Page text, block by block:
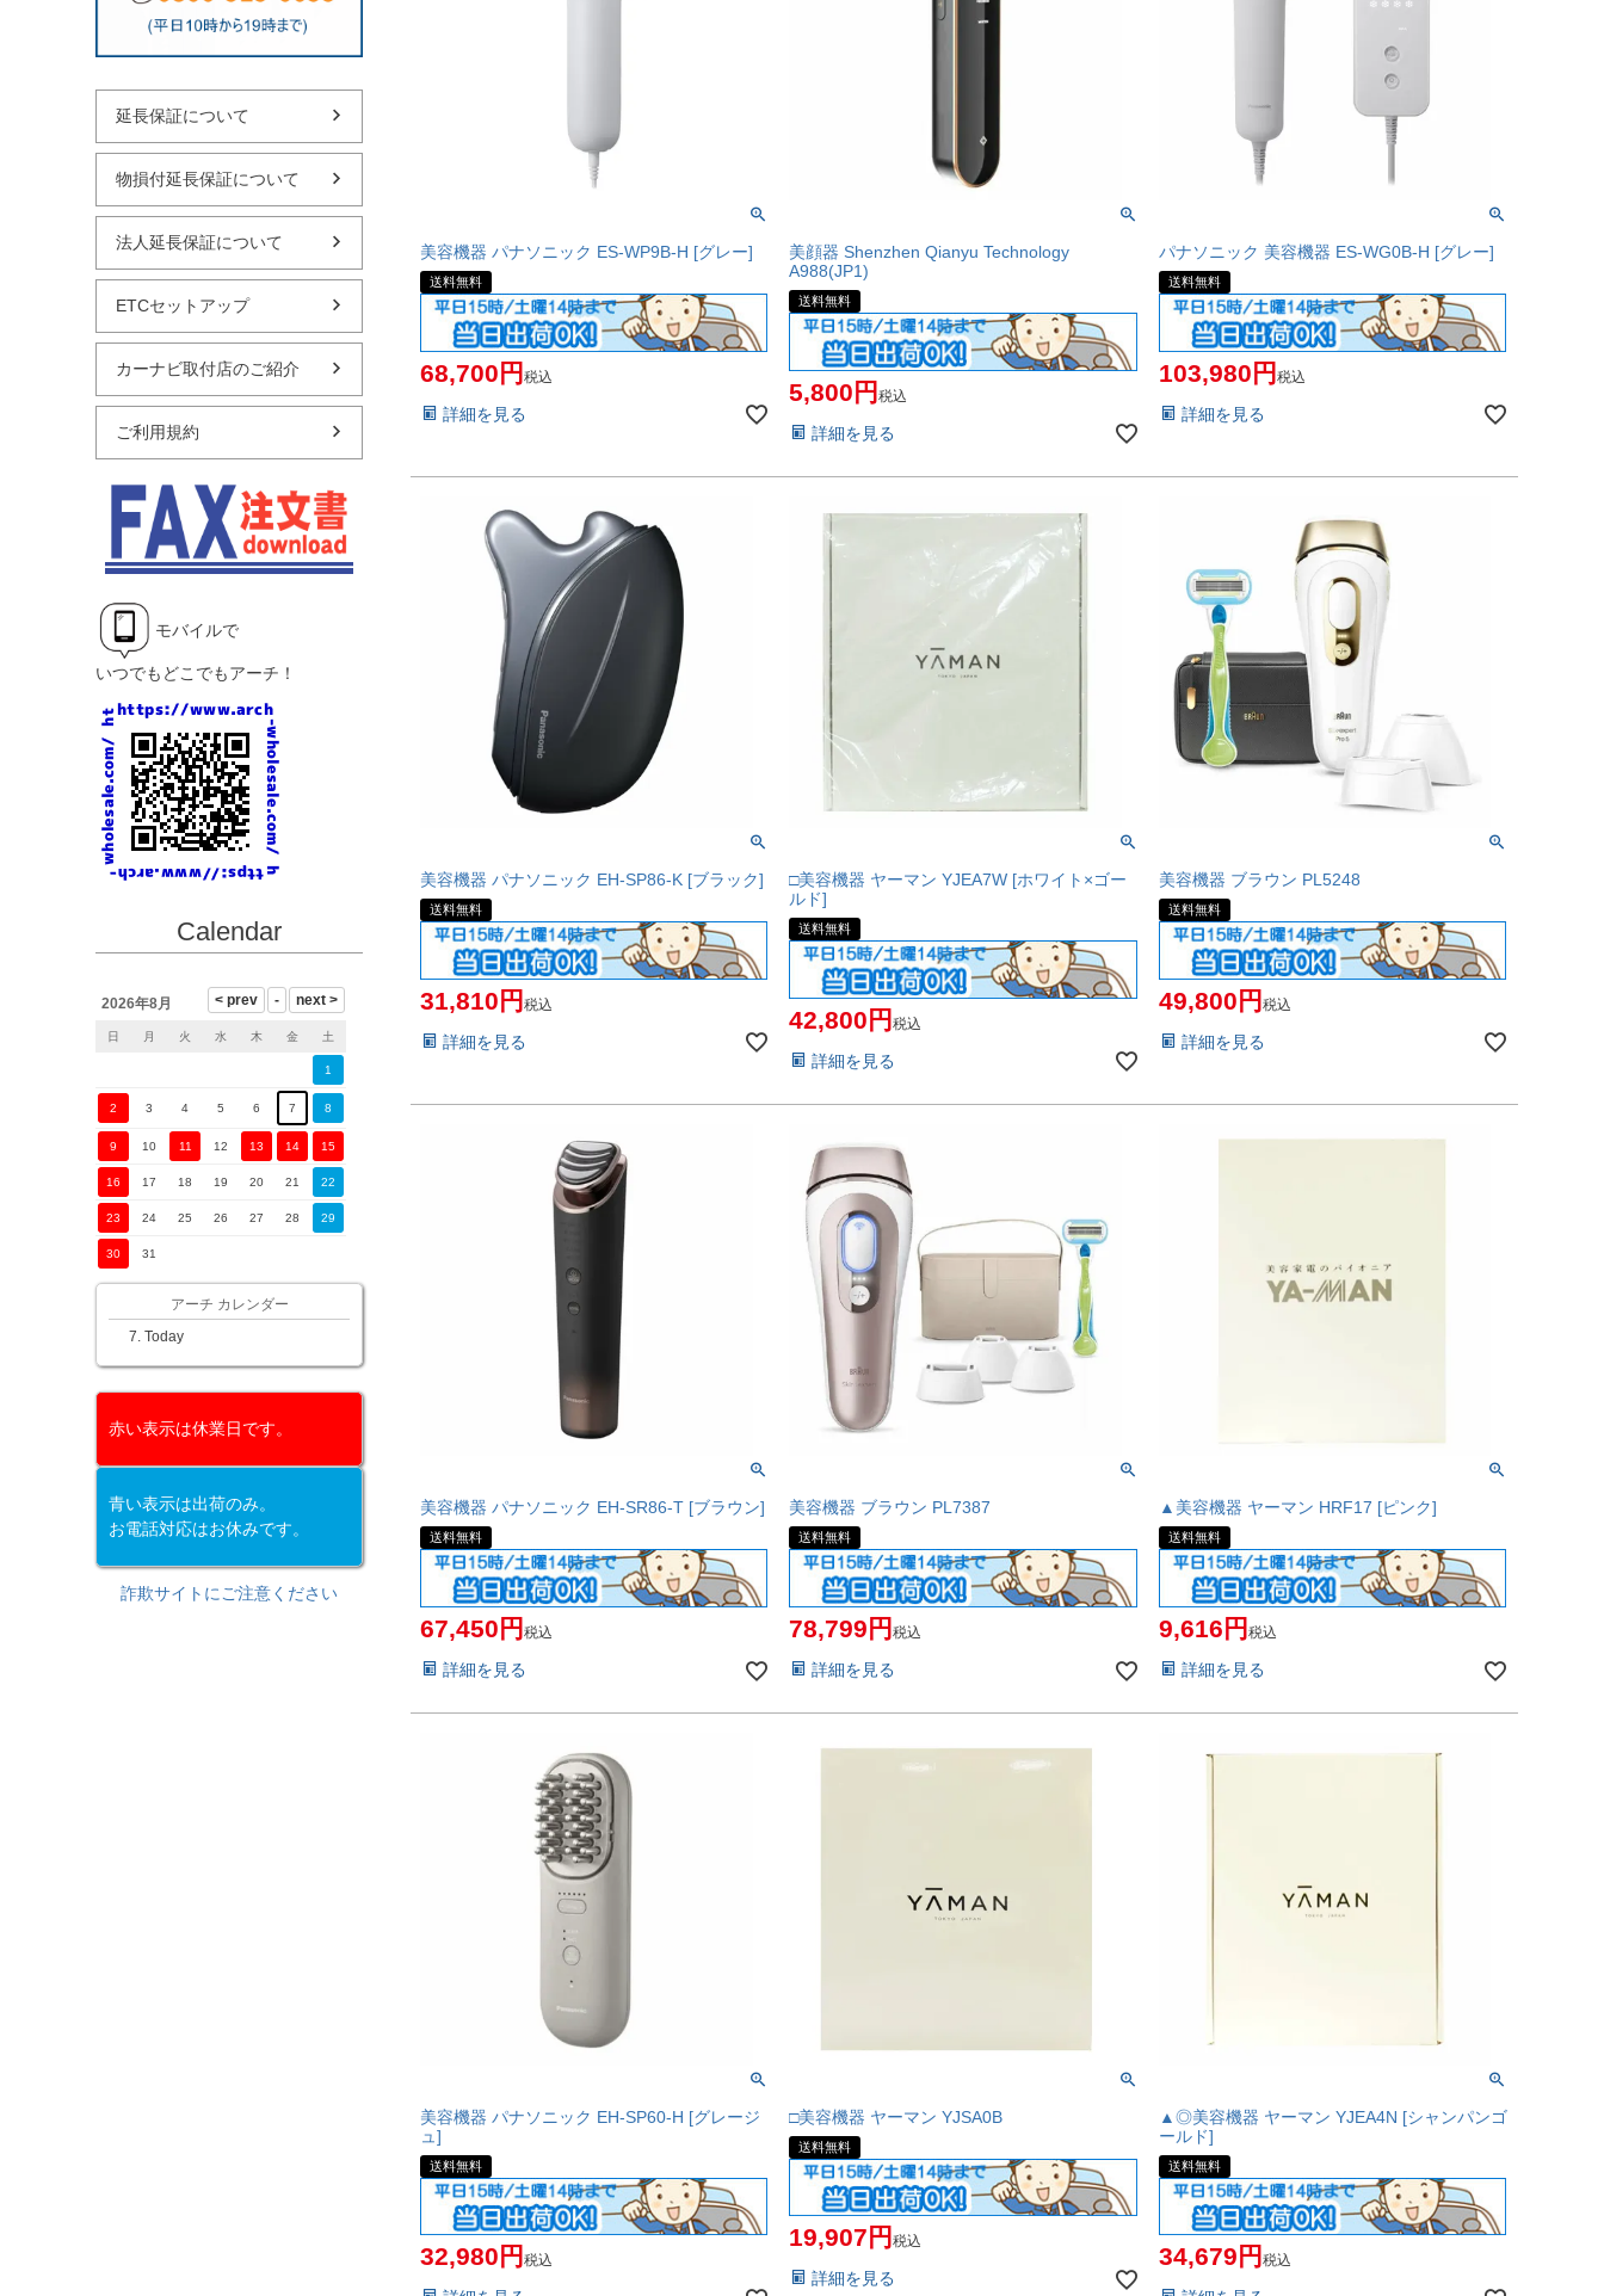
延長保証について
物損付延長保証について
法人延長保証について
ETCセットアップ
カーナビ取付店のご紹介
ご利用規約
モバイルで
いつでもどこでもアーチ！
Calendar
2026年8月
日 月 火 水 木 金 土
1
2 3 4 5 6 7 8
9 10 11 12 13 14 15
16 17 18 19 20 21 22
23 24 25 26 27 28 29
30 31
アーチ カレンダー
Today
赤い表示は休業日です。
青い表示は出荷のみ。
お電話対応はお休みです。
詐欺サイトにご注意ください
美容機器 パナソニック ES-WP9B-H [グレー]
送料無料
68,700 税込
詳細を見る
美顔器 Shenzhen Qianyu Technology
A988(JP1)
送料無料
5,800 税込
詳細を見る
パナソニック 美容機器 ES-WG0B-H [グレー]
送料無料
103,980 税込
詳細を見る
美容機器 パナソニック EH-SP86-K [ブラック]
送料無料
31,810 税込
詳細を見る
□美容機器 ヤーマン YJEA7W [ホワイト×ゴー
ルド]
送料無料
42,800 税込
詳細を見る
美容機器 ブラウン PL5248
送料無料
49,800 税込
詳細を見る
美容機器 パナソニック EH-SR86-T [ブラウン]
送料無料
67,450 税込
詳細を見る
美容機器 ブラウン PL7387
送料無料
78,799 税込
詳細を見る
▲美容機器 ヤーマン HRF17 [ピンク]
送料無料
9,616 税込
詳細を見る
美容機器 パナソニック EH-SP60-H [グレージ
ュ]
送料無料
32,980 税込
□美容機器 ヤーマン YJSA0B
送料無料
19,907 税込
詳細を見る
▲◎美容機器 ヤーマン YJEA4N [シャンパンゴ
ールド]
送料無料
34,679 税込